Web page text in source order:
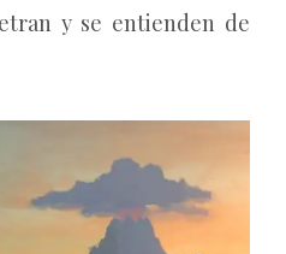
y se entienden de